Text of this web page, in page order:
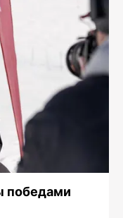
победами